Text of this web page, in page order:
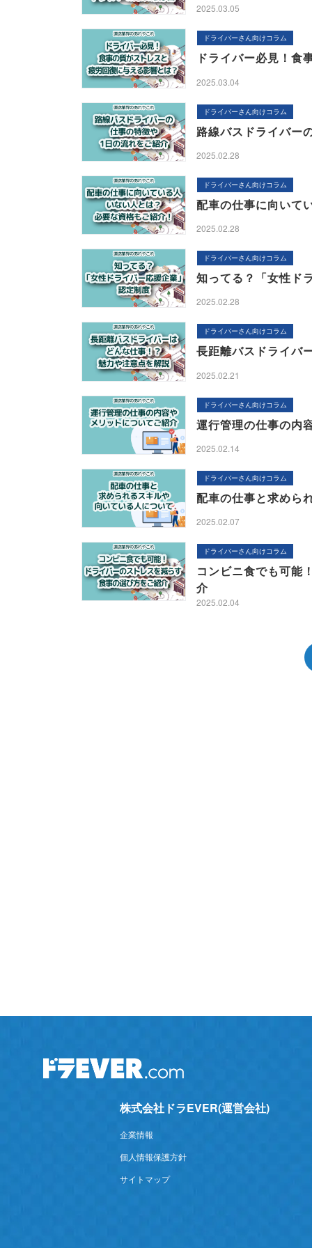
2025.03.05
ドライバーさん向けコラム
ドライバー必見！食
2025.03.04
ドライバーさん向けコラム
路線バスドライバー
2025.02.28
ドライバーさん向けコラム
配車の仕事に向いて
2025.02.28
ドライバーさん向けコラム
知ってる？「女性ド
2025.02.28
ドライバーさん向けコラム
長距離バスドライバ
2025.02.21
ドライバーさん向けコラム
運行管理の仕事の内
2025.02.14
ドライバーさん向けコラム
配車の仕事と求めら
2025.02.07
ドライバーさん向けコラム
コンビニ食でも可能
介
2025.02.04
株式会社ドラEVER(運営会社)
企業情報
個人情報保護方針
サイトマップ